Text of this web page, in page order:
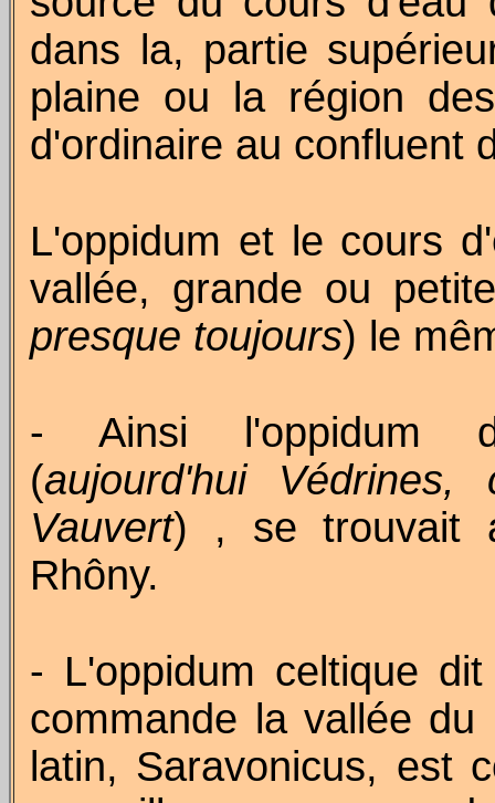
dans la, partie
plaine ou la région
d'ordinaire au confluent
L'oppidum et le cours
vallée, grande ou
presque toujours) le
- Ainsi l'oppidum
(aujourd'hui
Vauvert) , se trouvait
Rhôny.
- L'oppidum celtique
commande la vallée du
latin, Saravonicus, est